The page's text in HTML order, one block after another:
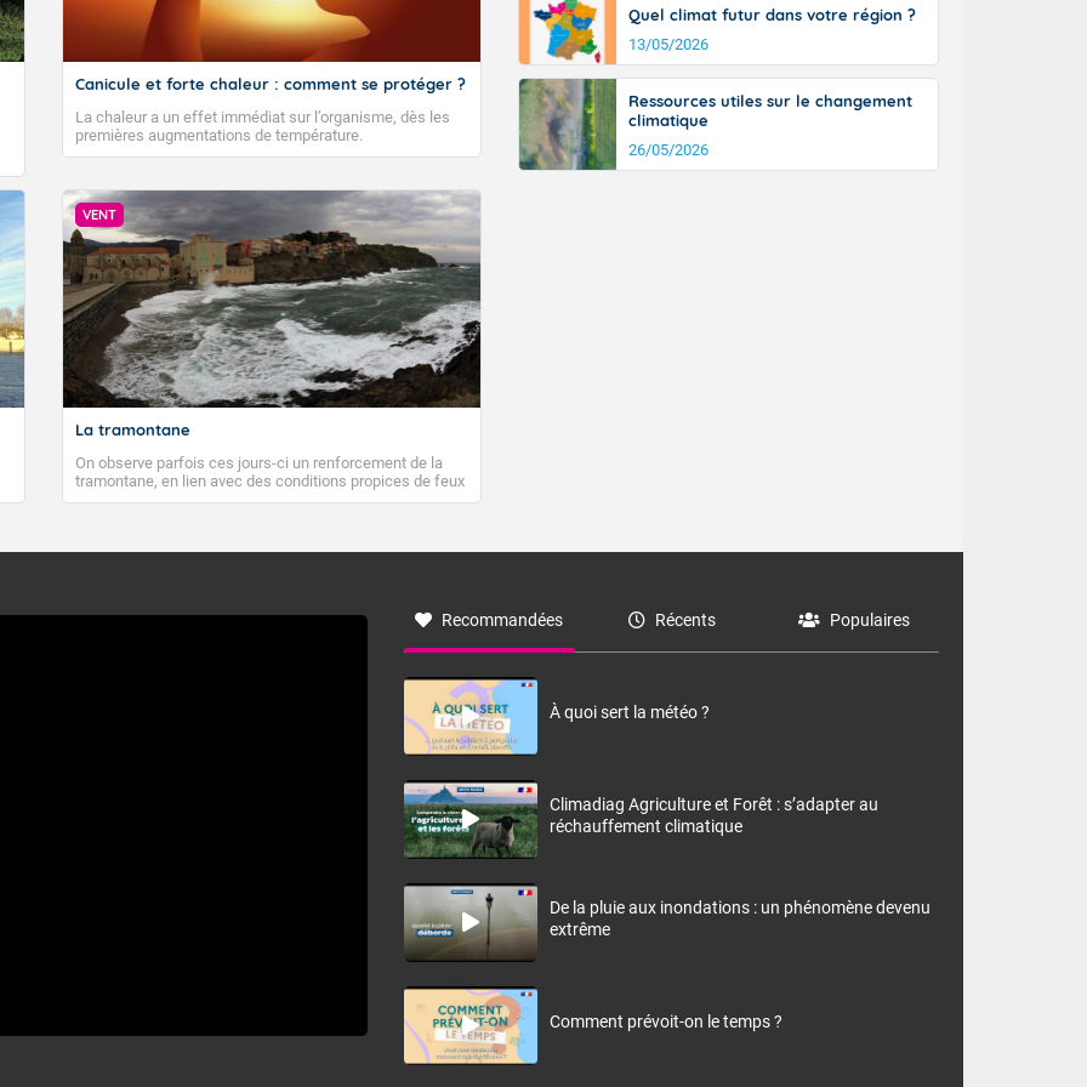
Canicule et forte chaleur : comment se protéger ?
La chaleur a un effet immédiat sur l’organisme, dès les
premières augmentations de température.
VENT
La tramontane
On observe parfois ces jours-ci un renforcement de la
tramontane, en lien avec des conditions propices de feux
de forêt. Mais qu'est-ce que la tramontane ? Quelles sont
à nord-ouest, dans un secteur qui part du Roussillon à la
monts, en allusion aux régions montagneuses d’où
Quel climat futur dans votre région ?
13/05/2026
Ressources utiles sur le changement
climatique
26/05/2026
Recommandées Récents Populaires
À quoi sert la météo ?
Climadiag Agriculture et Forêt : s’adapter au
réchauffement climatique
De la pluie aux inondations : un phénomène devenu
extrême
Comment prévoit-on le temps ?